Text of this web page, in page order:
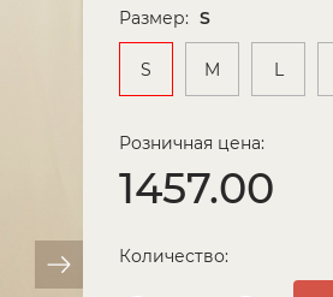
Размер: S
S M L
Розничная цена:
1457.00
Количество: